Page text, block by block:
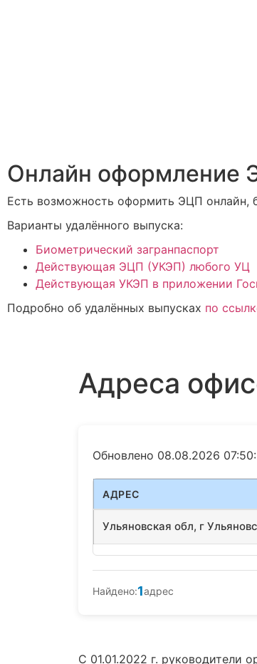
Онлайн оформление
Есть возможность оформить ЭЦП онлайн,
Варианты удалённого выпуска:
Биометрический загранпаспорт
Действующая ЭЦП (УКЭП) любого УЦ
Действующая УКЭП в приложении
Подробно об удалённых выпусках по
Адреса
Обновлено 08.08.2026
АДРЕС
Ульяновская обл, г
Найдено:1адрес
С 01.01.2022 г. руководители